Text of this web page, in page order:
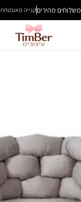
משלוחים מהיריםקנייה מאובטחת